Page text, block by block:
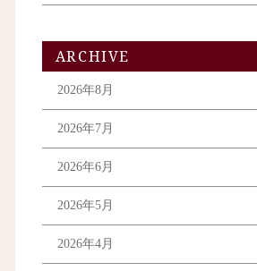
ARCHIVE
2026年8月
2026年7月
2026年6月
2026年5月
2026年4月